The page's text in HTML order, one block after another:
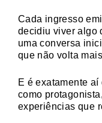
Cada ingresso
decidiu viver algo
uma conversa
que não volta
E é exatamente
como
experiências que